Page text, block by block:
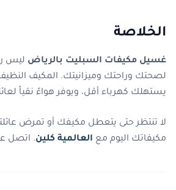
الخلاصة
غسيل مكيفات السبليت بالرياض ليس
لصحتك وراحتك وميزانيتك. المكيف
يستهلك كهرباء أقل، ويوفر هواءً نقياً
لا تنتظر حتى يتعطل مكيفك أو تمرض
مكيفاتك اليوم مع العالمية كلين. اتصل